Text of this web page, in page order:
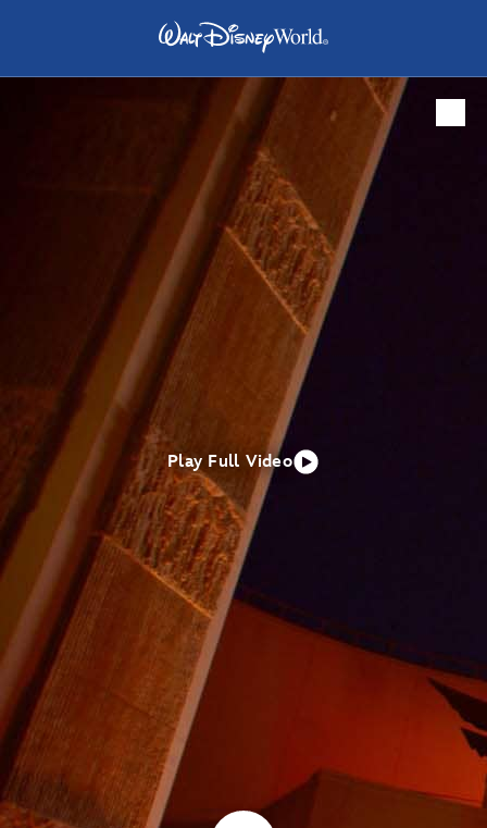
Play Full Video